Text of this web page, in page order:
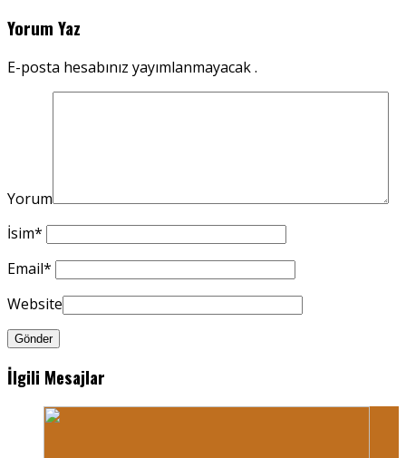
Yorum Yaz
E-posta hesabınız yayımlanmayacak .
Yorum
İsim*
Email*
Website
İlgili Mesajlar